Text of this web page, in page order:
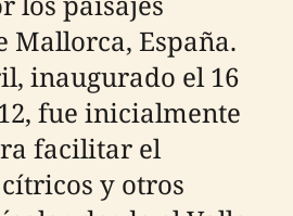
Mallorca, España.
inaugurado el 16
fue inicialmente
facilitar el
y otros